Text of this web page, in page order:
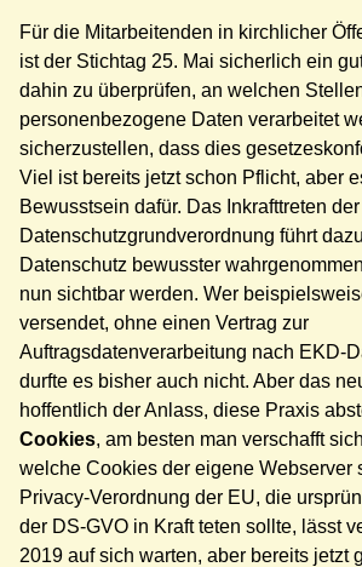
Für die Mitarbeitenden in kirchlicher
ist der Stichtag 25. Mai sicherlich ein
dahin zu überprüfen, an welchen
personenbezogene Daten verarbeitet
sicherzustellen, dass dies
Viel ist bereits jetzt schon Pflicht, aber
Bewusstsein dafür. Das Inkrafttreten
Datenschutzgrundverordnung führt
Datenschutz bewusster
nun sichtbar werden. Wer
versendet, ohne einen Vertrag zur
Auftragsdatenverarbeitung nach EKD-
durfte es bisher auch nicht. Aber das
hoffentlich der Anlass, diese Praxis
Cookies, am besten man verschafft
welche Cookies der eigene Webserver
Privacy-Verordnung der EU, die
der DS-GVO in Kraft teten sollte, lässt
2019 auf sich warten, aber bereits jetzt